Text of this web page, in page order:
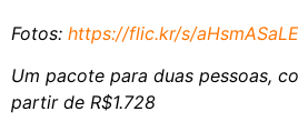
Fotos: https://flic.kr/s/
Um pacote para duas pessoas,
partir de R$1.728